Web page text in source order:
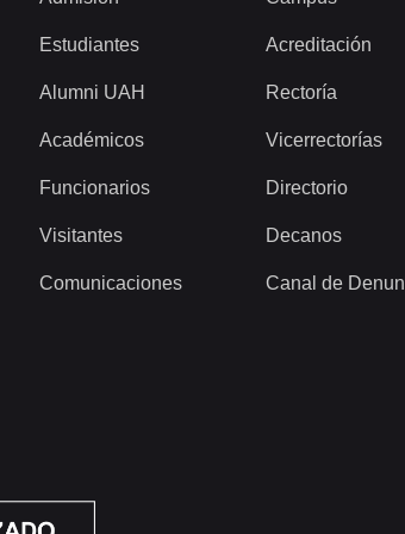
Estudiantes
Alumni UAH
Académicos
Funcionarios
Visitantes
Comunicaciones
Acreditación
Rectoría
Vicerrectorías
Directorio
Decanos
Canal de